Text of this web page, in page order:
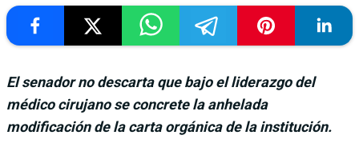
El senador no descarta que bajo el liderazgo del
médico cirujano se concrete la anhelada
modificación de la carta orgánica de la institución.